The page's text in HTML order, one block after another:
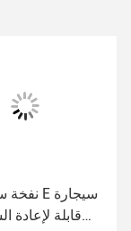
قابلة لإعادة